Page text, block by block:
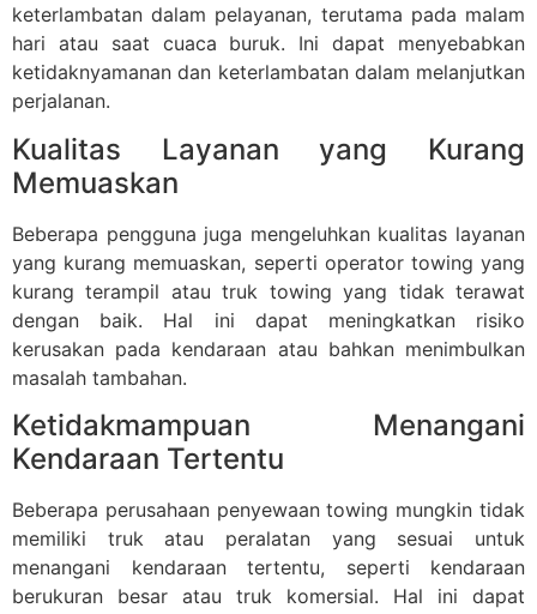
keterlambatan dalam pelayanan, terutama pada malam
hari atau saat cuaca buruk. Ini dapat menyebabkan
ketidaknyamanan dan keterlambatan dalam melanjutkan
perjalanan.
Kualitas Layanan yang Kurang
Memuaskan
Beberapa pengguna juga mengeluhkan kualitas layanan
yang kurang memuaskan, seperti operator towing yang
kurang terampil atau truk towing yang tidak terawat
dengan baik. Hal ini dapat meningkatkan risiko
kerusakan pada kendaraan atau bahkan menimbulkan
masalah tambahan.
Ketidakmampuan Menangani
Kendaraan Tertentu
Beberapa perusahaan penyewaan towing mungkin tidak
memiliki truk atau peralatan yang sesuai untuk
menangani kendaraan tertentu, seperti kendaraan
berukuran besar atau truk komersial. Hal ini dapat